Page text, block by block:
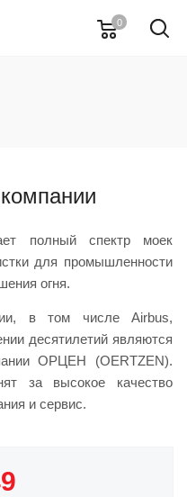
0
полный спектр моек
для промышленности
огня.
в том числе Airbus,
десятилетий являются
ОРЦЕН (OERTZEN).
за высокое качество
и сервис.